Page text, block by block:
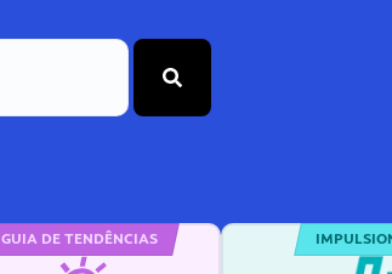
GUIA DE TENDÊNCIAS